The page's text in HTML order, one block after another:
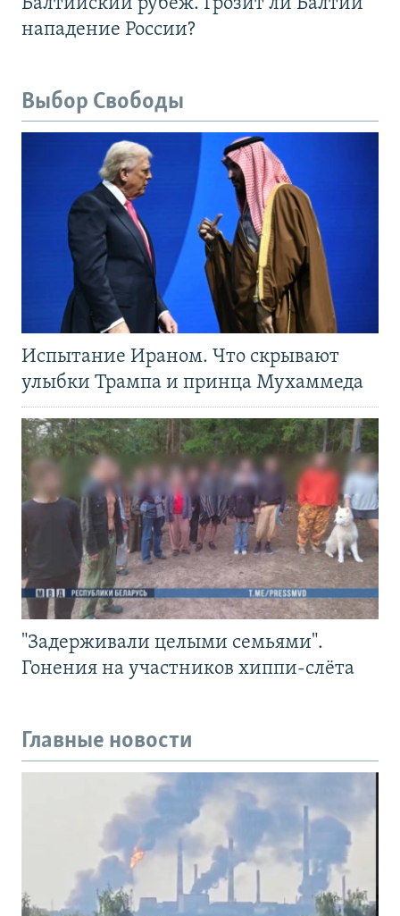
нападение России?
Выбор Свободы
Испытание Ираном. Что скрывают
улыбки Трампа и принца Мухаммеда
"Задерживали целыми семьями".
Гонения на участников хиппи-слёта
Главные новости